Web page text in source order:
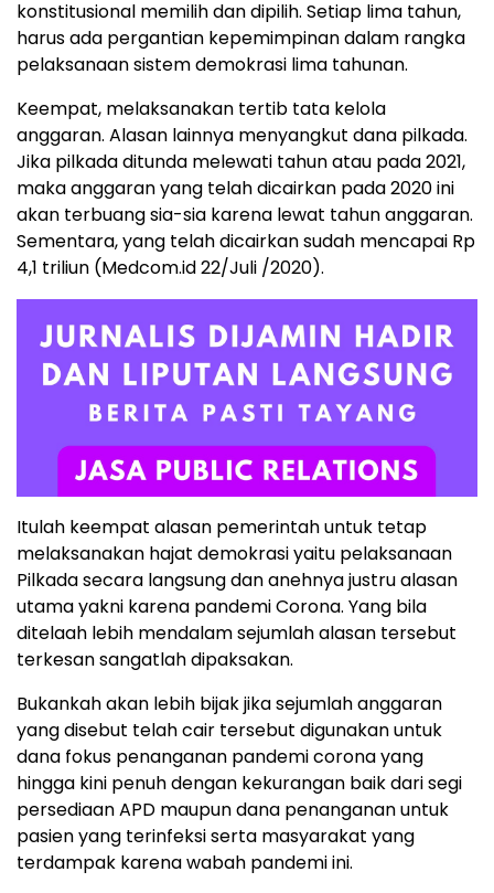
konstitusional memilih dan dipilih. Setiap lima tahun,
harus ada pergantian kepemimpinan dalam rangka
pelaksanaan sistem demokrasi lima tahunan.
Keempat, melaksanakan tertib tata kelola
anggaran. Alasan lainnya menyangkut dana pilkada.
Jika pilkada ditunda melewati tahun atau pada 2021,
maka anggaran yang telah dicairkan pada 2020 ini
akan terbuang sia-sia karena lewat tahun anggaran.
Sementara, yang telah dicairkan sudah mencapai Rp
4,1 triliun (Medcom.id 22/Juli /2020).
Itulah keempat alasan pemerintah untuk tetap
melaksanakan hajat demokrasi yaitu pelaksanaan
Pilkada secara langsung dan anehnya justru alasan
utama yakni karena pandemi Corona. Yang bila
ditelaah lebih mendalam sejumlah alasan tersebut
terkesan sangatlah dipaksakan.
Bukankah akan lebih bijak jika sejumlah anggaran
yang disebut telah cair tersebut digunakan untuk
dana fokus penanganan pandemi corona yang
hingga kini penuh dengan kekurangan baik dari segi
persediaan APD maupun dana penanganan untuk
pasien yang terinfeksi serta masyarakat yang
terdampak karena wabah pandemi ini.